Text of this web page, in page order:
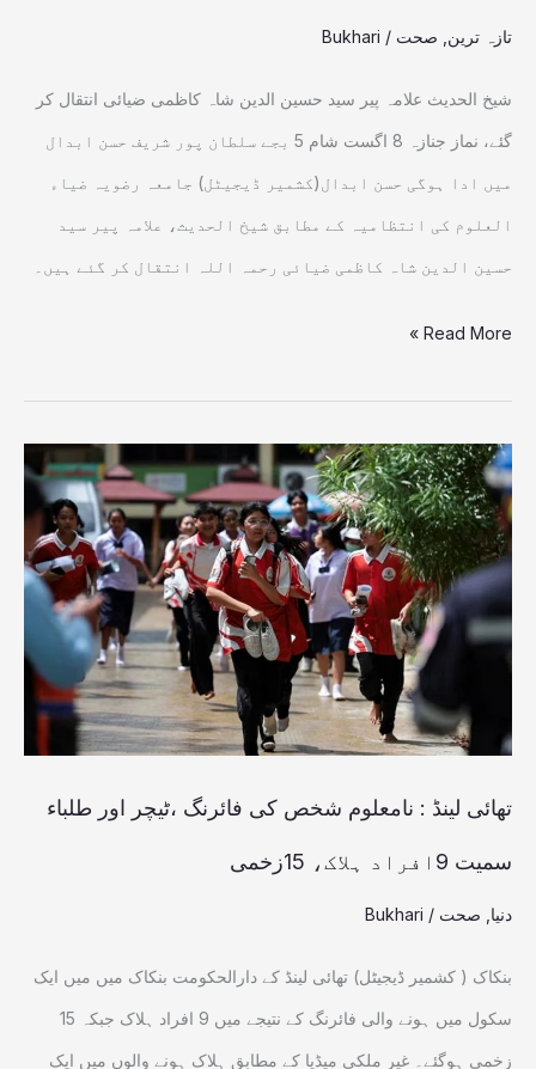
تازہ ترین صحت /
Bukhari
شیخ الحدیث علامہ پیر سید حسین الدین شاہ کاظمی ضیائی انتقال کر
گئے، نماز جنازہ 8 اگست شام 5 بجے سلطان پور شریف حسن ابدال
میں ادا ہوگی حسن ابدال(کشمیر ڈیجیٹل) جامعہ رضویہ ضیاء
العلوم کی انتظامیہ کے مطابق شیخ الحدیث، علامہ پیر سید
حسین الدین شاہ کاظمی ضیائی رحمہ اللہ انتقال کر گئے ہیں۔
کر
Read More »
تھائی لینڈ : نامعلوم شخص کی فائرنگ ،ٹیچر اور طلباء
سمیت 9افراد ہلاک، 15زخمی
دنیا صحت /
Bukhari
بنکاک ( کشمیر ڈیجیٹل) تھائی لینڈ کے دارالحکومت بنکاک میں میں ایک
سکول میں ہونے والی فائرنگ کے نتیجے میں 9 افراد ہلاک جبکہ 15
زخمی ہوگئے۔ غیر ملکی میڈیا کے مطابق ہلاک ہونے والوں میں ایک
تھائی
لینڈ
نامعلوم
شخص
کی
فائرنگ
،ٹیچر
اور
9افراد
ہلاک،